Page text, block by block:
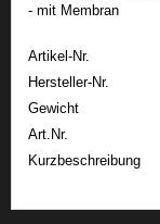
- mit Membran
Artikel-Nr.
Hersteller-Nr.
Gewicht
Art.Nr.
Kurzbeschreibung